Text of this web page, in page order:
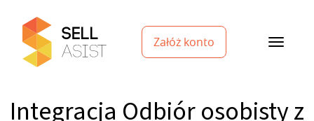
Załóż konto
Integracja Odbiór osobisty z